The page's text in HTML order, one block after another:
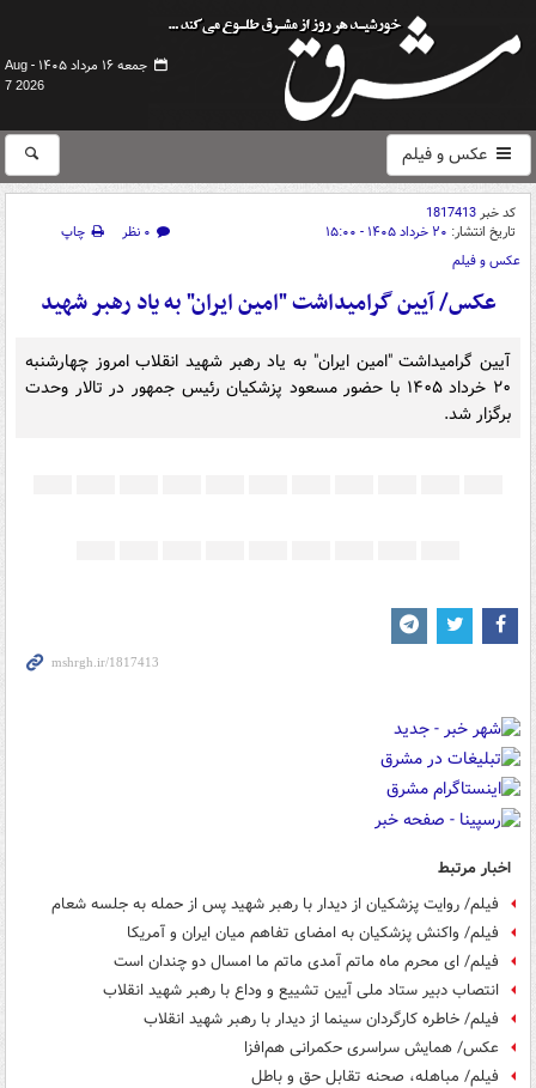
جمعه ۱۶ مرداد ۱۴۰۵ -
Aug
7 2026
عکس و فیلم
کد خبر1817413
تاریخ انتشار: ۲۰ خرداد ۱۴۰۵ - ۱۵:۰۰ ۰ نظر
چاپ
عکس و فیلم
عکس/ آیین گرامیداشت "امین ایران" به یاد رهبر شهید
آیین گرامیداشت "امین ایران" به یاد رهبر شهید انقلاب امروز چهارشنبه
۲۰ خرداد ۱۴۰۵ با حضور مسعود پزشکیان رئیس جمهور در تالار وحدت
برگزار شد.
اخبار مرتبط
فیلم/ روایت پزشکیان از دیدار با رهبر شهید پس از حمله به جلسه شعام
فیلم/ واکنش پزشکیان به امضای تفاهم میان ایران و آمریکا
فیلم/ ای محرم ماه ماتم آمدی ماتم ما امسال دو چندان است
انتصاب دبیر ستاد ملی آیین تشییع و وداع با رهبر شهید انقلاب
فیلم/ خاطره کارگردان سینما از دیدار با رهبر شهید انقلاب
عکس/ همایش سراسری حکمرانی هم‌افزا
فیلم/ مباهله، صحنه تقابل حق و باطل